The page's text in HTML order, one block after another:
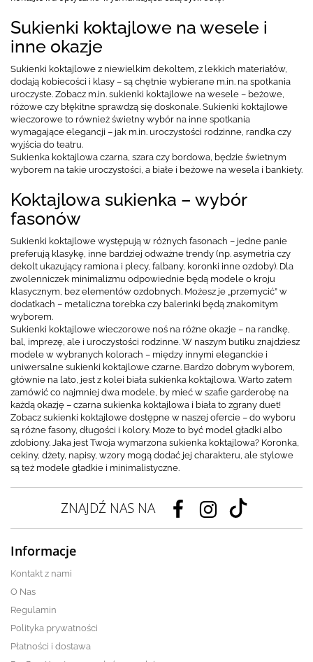
Sukienki koktajlowe na wesele i
inne okazje
Sukienki koktajlowe z niewielkim dekoltem, z lekkich materiałów,
dodają kobiecości i klasy – są chętnie wybierane m.in. na spotkania
uroczyste. Zobacz m.in. sukienki koktajlowe na wesele – beżowe,
różowe czy błękitne sprawdzą się doskonale. Sukienki koktajlowe
wieczorowe to również świetny wybór na inne spotkania
wymagające elegancji – jak m.in. uroczystości rodzinne, randka czy
wyjścia do teatru.
Sukienka koktajlowa czarna, szara czy bordowa, będzie świetnym
wyborem na takie uroczystości, a białe i beżowe na wesela i bankiety.
Koktajlowa sukienka – wybór
fasonów
Sukienki koktajlowe występują w różnych fasonach – jedne panie
preferują klasykę, inne bardziej odważne trendy (np. asymetria czy
dekolt ukazujący ramiona i plecy, falbany, koronki inne ozdoby). Dla
zwolenniczek minimalizmu odpowiednie będą modele o kroju
klasycznym, bez elementów ozdobnych. Możesz je „przemycić” w
dodatkach – metaliczna torebka czy balerinki będą znakomitym
wyborem.
Sukienki koktajlowe wieczorowe noś na różne okazje – na randkę,
bal, imprezę, ale i uroczystości rodzinne. W naszym butiku znajdziesz
modele w wybranych kolorach – między innymi eleganckie i
uniwersalne sukienki koktajlowe czarne. Bardzo dobrym wyborem,
głównie na lato, jest z kolei biała sukienka koktajlowa. Warto zatem
zamówić co najmniej dwa modele, by mieć w szafie garderobę na
każdą okazję – czarna sukienka koktajlowa i biała to zgrany duet!
Zobacz sukienki koktajlowe dostępne w naszej ofercie – do wyboru
są różne fasony, długości i kolory. Może to być model gładki albo
zdobiony. Jaka jest Twoja wymarzona sukienka koktajlowa? Koronka,
cekiny, dżety, napisy, wzory mogą dodać jej charakteru, ale stylowe
są też modele gładkie i minimalistyczne.
ZNAJDŹ NAS NA
Informacje
Kontakt z nami
O Nas
Regulamin
Polityka prywatności
Płatności i dostawa